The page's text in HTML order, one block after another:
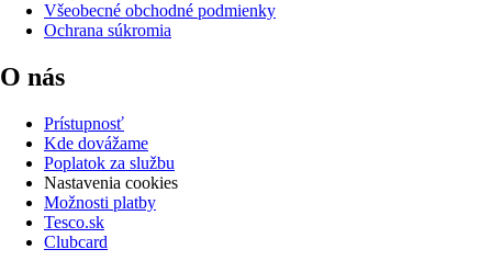
Všeobecné obchodné podmienky
Ochrana súkromia
O nás
Prístupnosť
Kde dovážame
Poplatok za službu
Nastavenia cookies
Možnosti platby
Tesco.sk
Clubcard